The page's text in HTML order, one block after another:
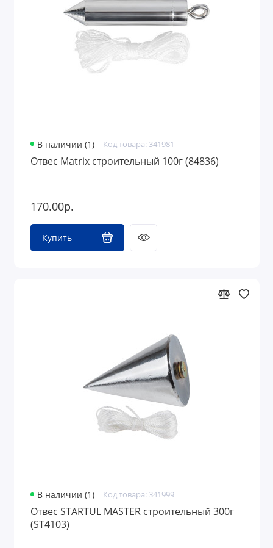
Средства защиты
Грузоподъемное оборудование
В наличии (1) Код товара: 341981
Отвес Matrix строительный 100г (84836)
170.00р.
Купить
В наличии (1) Код товара: 341999
Отвес STARTUL MASTER строительный 300г
(ST4103)